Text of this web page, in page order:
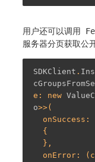
用户还可以调用
服务器分页获取公
SDKClient .
e: new
o>>(
onSuccess: